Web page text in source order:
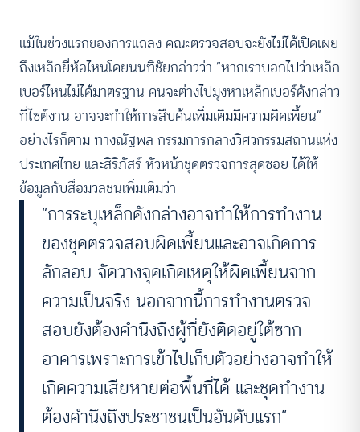
แม้ในช่วงแรกของการแถลง คณะตรวจสอบจะยังไม่ได้เปิดเผย
ถึงเหล็กยี่ห้อไหนโดยนนทิชัยกล่าวว่า “หากเราบอกไปว่าเหล็ก
เบอร์ไหนไม่ได้มาตรฐาน คนจะต่างไปมุงหาเหล็กเบอร์ดังกล่าว
ที่ไซต์งาน อาจจะทำให้การสืบค้นเพิ่มเติมมีความผิดเพี้ยน”
อย่างไรก็ตาม ทางณัฐพล กรรมการกลางวิศวกรรมสถานแห่ง
ประเทศไทย และสิริภัสร์ หัวหน้าชุดตรวจการสุดซอย ได้ให้
ข้อมูลกับสื่อมวลชนเพิ่มเติมว่า
“การระบุเหล็กดังกล่างอาจทำให้การทำงาน
ของชุดตรวจสอบผิดเพี้ยนและอาจเกิดการ
ลักลอบ จัดวางจุดเกิดเหตุให้ผิดเพี้ยนจาก
ความเป็นจริง นอกจากนี้การทำงานตรวจ
สอบยังต้องคำนึงถึงผู้ที่ยังติดอยู่ใต้ซาก
อาคารเพราะการเข้าไปเก็บตัวอย่างอาจทำให้
เกิดความเสียหายต่อพื้นที่ได้ และชุดทำงาน
ต้องคำนึงถึงประชาชนเป็นอันดับแรก”